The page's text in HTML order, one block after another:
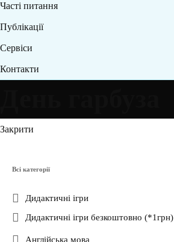
Часті питання
Публікації
Сервіси
Контакти
Закрити
Всі категорії
Дидактичні ігри
Дидактичні ігри безкоштовно (*1грн)
Англійська мова